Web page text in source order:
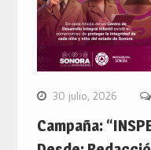
30 julio, 2026
Campaña: